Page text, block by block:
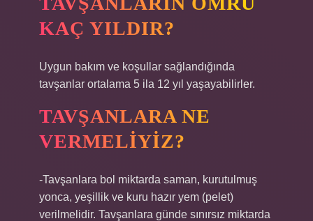
KAÇ YILDIR?
Uygun bakım ve koşullar sağlandığında
tavşanlar ortalama 5 ila 12 yıl yaşayabilirler.
TAVŞANLARA NE
VERMELIYIZ?
-Tavşanlara bol miktarda saman, kurutulmuş
yonca, yeşillik ve kuru hazır yem (pelet)
verilmelidir. Tavşanlara günde sınırsız miktarda